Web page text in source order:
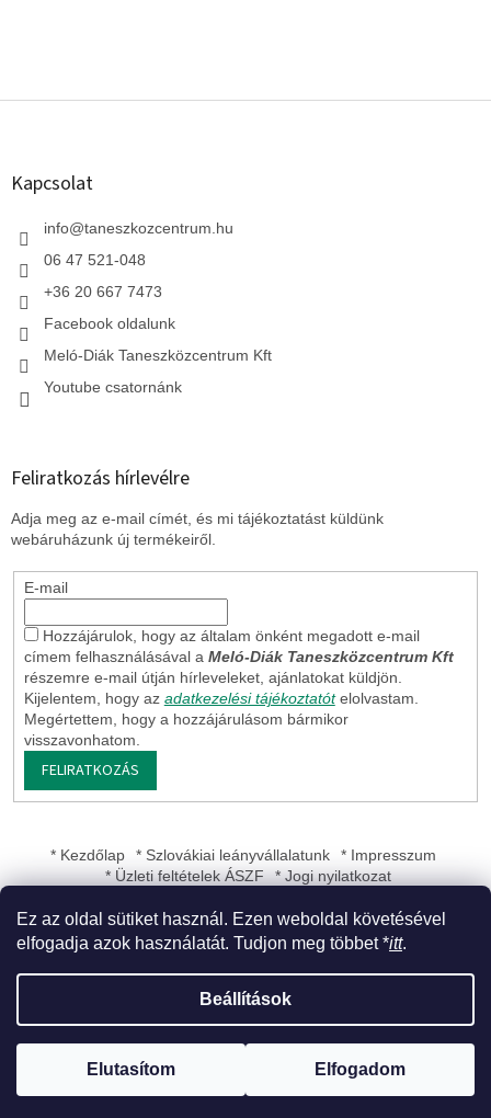
Ez az oldal sütiket használ. Ezen weboldal követésével
elfogadja azok használatát. Tudjon meg többet *itt.
Beállítások
Elutasítom Elfogadom
L
Kapcsolat
info@taneszkozcentrum.hu
06 47 521-048
+36 20 667 7473
Facebook oldalunk
Meló-Diák Taneszközcentrum Kft
Youtube csatornánk
Feliratkozás hírlevélre
Adja meg az e-mail címét, és mi tájékoztatást küldünk
webáruházunk új termékeiről.
E-mail
Hozzájárulok, hogy az általam önként megadott e-mail
címem felhasználásával a Meló-Diák Taneszközcentrum Kft
részemre e-mail útján hírleveleket, ajánlatokat küldjön.
Kijelentem, hogy az adatkezelési tájékoztatót elolvastam.
Megértettem, hogy a hozzájárulásom bármikor
visszavonhatom.
FELIRATKOZÁS
* Kezdőlap * Szlovákiai leányvállalatunk
* Impresszum
* Üzleti feltételek ÁSZF
* Jogi nyilatkozat
Meló-Diák Taneszközcentrum Kft
fenntartva.
Süti beállítások szerkesztése